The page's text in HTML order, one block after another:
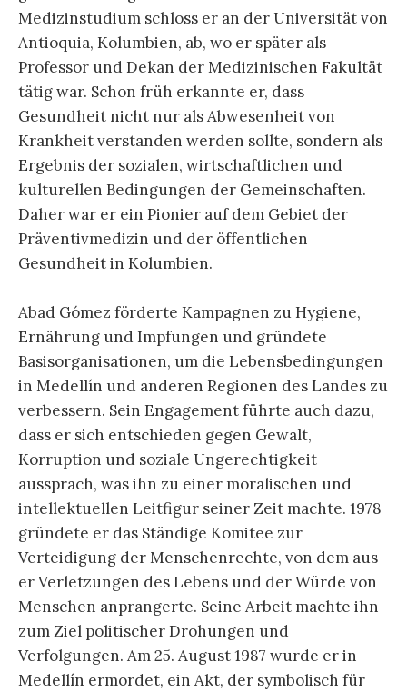
Medizinstudium schloss er an der Universität von
Antioquia, Kolumbien, ab, wo er später als
Professor und Dekan der Medizinischen Fakultät
tätig war. Schon früh erkannte er, dass
Gesundheit nicht nur als Abwesenheit von
Krankheit verstanden werden sollte, sondern als
Ergebnis der sozialen, wirtschaftlichen und
kulturellen Bedingungen der Gemeinschaften.
Daher war er ein Pionier auf dem Gebiet der
Präventivmedizin und der öffentlichen
Gesundheit in Kolumbien.
Abad Gómez förderte Kampagnen zu Hygiene,
Ernährung und Impfungen und gründete
Basisorganisationen, um die Lebensbedingungen
in Medellín und anderen Regionen des Landes zu
verbessern. Sein Engagement führte auch dazu,
dass er sich entschieden gegen Gewalt,
Korruption und soziale Ungerechtigkeit
aussprach, was ihn zu einer moralischen und
intellektuellen Leitfigur seiner Zeit machte. 1978
gründete er das Ständige Komitee zur
Verteidigung der Menschenrechte, von dem aus
er Verletzungen des Lebens und der Würde von
Menschen anprangerte. Seine Arbeit machte ihn
zum Ziel politischer Drohungen und
Verfolgungen. Am 25. August 1987 wurde er in
Medellín ermordet, ein Akt, der symbolisch für